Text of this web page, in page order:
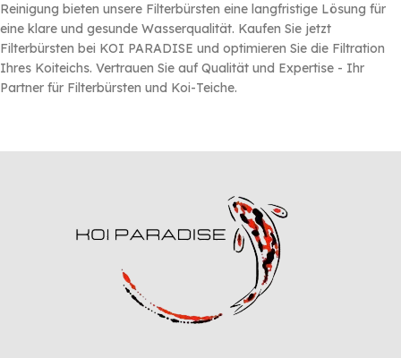
Reinigung bieten unsere Filterbürsten eine langfristige Lösung für
eine klare und gesunde Wasserqualität. Kaufen Sie jetzt
Filterbürsten bei KOI PARADISE und optimieren Sie die Filtration
Ihres Koiteichs. Vertrauen Sie auf Qualität und Expertise - Ihr
Partner für Filterbürsten und Koi-Teiche.